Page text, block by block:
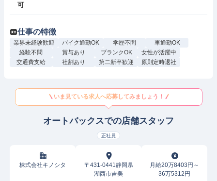
可
仕事の特徴
業界未経験歓迎 バイク通勤OK 学歴不問
車通勤OK
経験不問
賞与あり ブランクOK
女性が活躍中
交通費支給
社割あり 第二新卒歓迎 原則定時退社
いま見ている求人へ応募してみましょう！
オートバックスでの店舗スタッフ
正社員
株式会社キノシタ
〒431-0441静岡県
湖西市吉美
月給20万8403円～
36万5312円